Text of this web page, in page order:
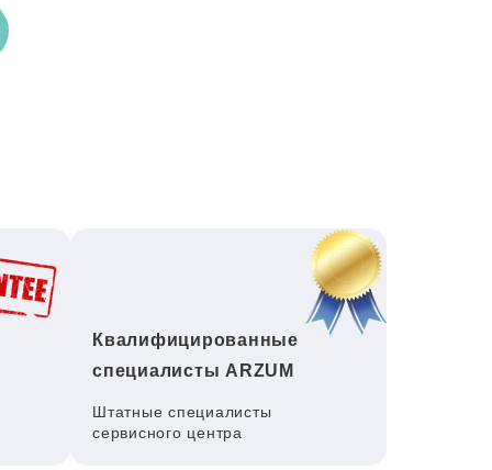
Квалифицированные
специалисты ARZUM
Штатные специалисты
сервисного центра